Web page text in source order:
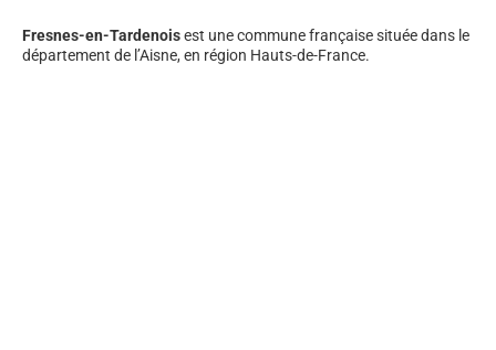
Fresnes-en-Tardenoisest une commune française située dans le
département de l’Aisne, en région Hauts-de-France.